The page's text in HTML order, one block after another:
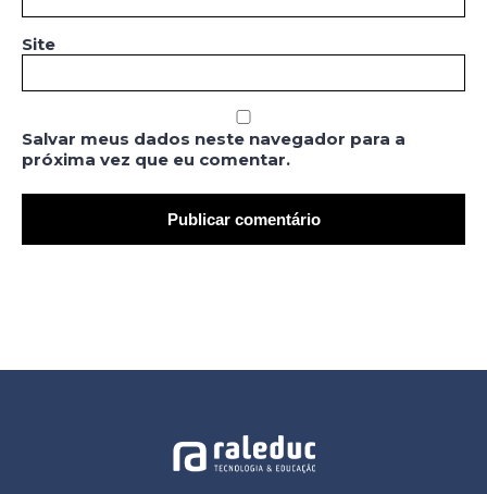
Site
Salvar meus dados neste navegador para a
próxima vez que eu comentar.